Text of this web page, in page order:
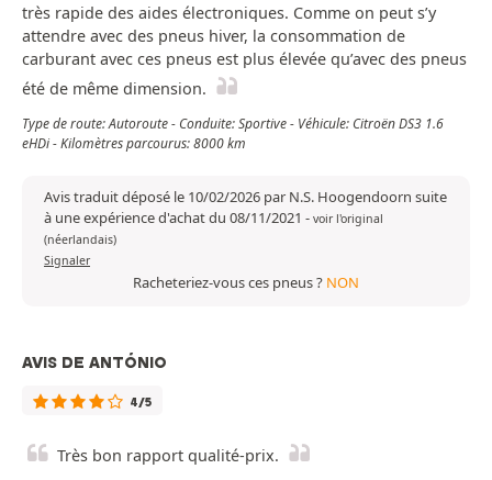
très rapide des aides électroniques. Comme on peut s’y
attendre avec des pneus hiver, la consommation de
carburant avec ces pneus est plus élevée qu’avec des pneus
été de même dimension.
Type de route: Autoroute - Conduite: Sportive - Véhicule: Citroën DS3 1.6
eHDi - Kilomètres parcourus: 8000 km
Avis traduit déposé le 10/02/2026 par N.S. Hoogendoorn suite
à une expérience d'achat du 08/11/2021 - voir l'original
(néerlandais)
Signaler
Racheteriez-vous ces pneus ? NON
AVIS DE ANTÓNIO
4/5
Très bon rapport qualité-prix.